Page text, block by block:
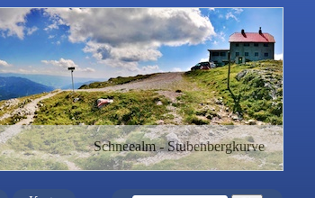
Schneealm - Stubenbergkurve